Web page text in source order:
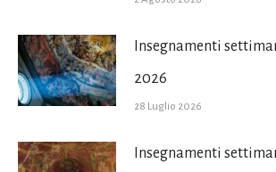
Insegnamenti
2026
28 Luglio 2026
Insegnamenti